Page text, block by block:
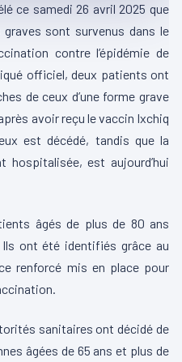
ce samedi 26 avril 2025 que
sont survenus dans le
contre l’épidémie de
officiel, deux patients ont
de ceux d’une forme grave
avoir reçu le vaccin Ixchiq
est décédé, tandis que la
hospitalisée, est aujourd’hui
âgés de plus de 80 ans
ont été identifiés grâce au
renforcé mis en place pour
sanitaires ont décidé de
âgées de 65 ans et plus de